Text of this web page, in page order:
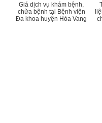
Giá dịch vụ khám bệnh,
chữa bệnh tại Bệnh viện
Đa khoa huyện Hòa Vang